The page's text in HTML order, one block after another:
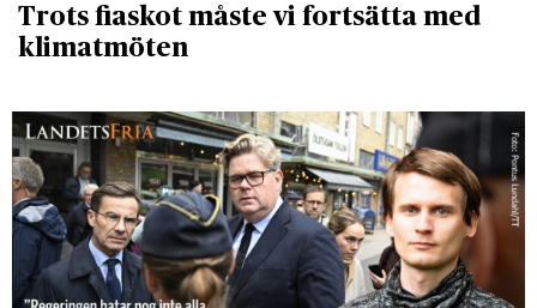
Trots fiaskot måste vi fortsätta med
klimatmöten